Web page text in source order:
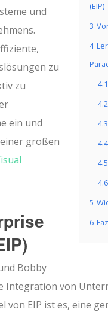
(EIP)
3
4
4.1
4.2
4.3
4.4
4.5
4.6
5
6
und
zu
zu
ein und
großen
Bobby
Integration von
EIP ist es, eine